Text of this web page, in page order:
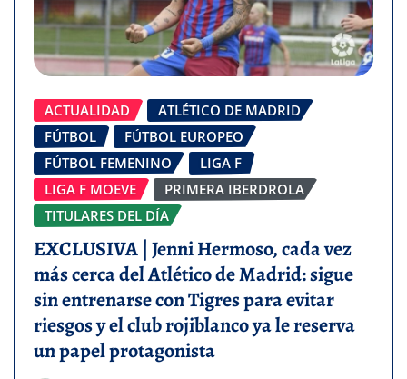
ACTUALIDAD
ATLÉTICO DE MADRID
FÚTBOL
FÚTBOL EUROPEO
FÚTBOL FEMENINO
LIGA F
LIGA F MOEVE
PRIMERA IBERDROLA
TITULARES DEL DÍA
EXCLUSIVA | Jenni Hermoso, cada vez
más cerca del Atlético de Madrid: sigue
sin entrenarse con Tigres para evitar
riesgos y el club rojiblanco ya le reserva
un papel protagonista